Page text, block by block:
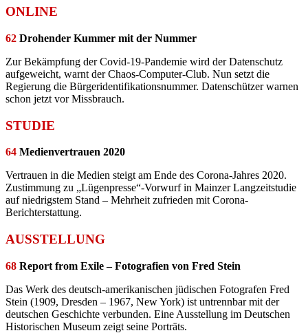
ONLINE
62 Drohender Kummer mit der Nummer
Zur Bekämpfung der Covid-19-Pandemie wird der Datenschutz
aufgeweicht, warnt der Chaos-Computer-Club. Nun setzt die
Regierung die Bürgeridentifikationsnummer. Datenschützer warnen
schon jetzt vor Missbrauch.
STUDIE
64 Medienvertrauen 2020
Vertrauen in die Medien steigt am Ende des Corona-Jahres 2020.
Zustimmung zu „Lügenpresse“-Vorwurf in Mainzer Langzeitstudie
auf niedrigstem Stand – Mehrheit zufrieden mit Corona-
Berichterstattung.
AUSSTELLUNG
68 Report from Exile – Fotografien von Fred Stein
Das Werk des deutsch-amerikanischen jüdischen Fotografen Fred
Stein (1909, Dresden – 1967, New York) ist untrennbar mit der
deutschen Geschichte verbunden. Eine Ausstellung im Deutschen
Historischen Museum zeigt seine Porträts.